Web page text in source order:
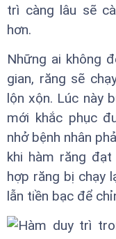
trì càng lâu sẽ
hơn.
Những ai không
gian, răng sẽ
lộn xộn. Lúc này
mới khắc phục
nhở bệnh nhân
khi hàm răng
hợp răng bị chạy
lẫn tiền bạc để